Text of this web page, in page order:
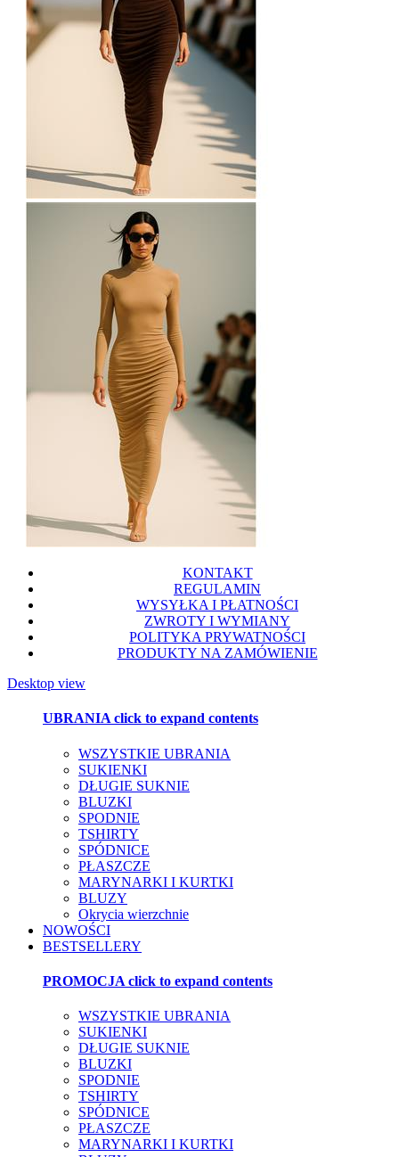
KONTAKT
REGULAMIN
WYSYŁKA I PŁATNOŚCI
ZWROTY I WYMIANY
POLITYKA PRYWATNOŚCI
PRODUKTY NA ZAMÓWIENIE
Desktop view
UBRANIAclick to expand contents
WSZYSTKIE UBRANIA
SUKIENKI
DŁUGIE SUKNIE
BLUZKI
SPODNIE
TSHIRTY
SPÓDNICE
PŁASZCZE
MARYNARKI I KURTKI
BLUZY
Okrycia wierzchnie
NOWOŚCI
BESTSELLERY
PROMOCJA click to expand contents
WSZYSTKIE UBRANIA
SUKIENKI
DŁUGIE SUKNIE
BLUZKI
SPODNIE
TSHIRTY
SPÓDNICE
PŁASZCZE
MARYNARKI I KURTKI